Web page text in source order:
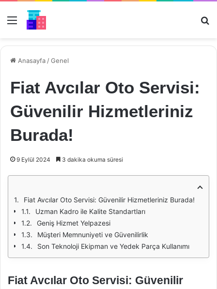
Menü
Anasayfa /Genel
Fiat Avcılar Oto Servisi:
Güvenilir Hizmetleriniz
Burada!
9 Eylül 2024 3 dakika okuma süresi
Fiat Avcılar Oto Servisi: Güvenilir Hizmetleriniz Burada!
Uzman Kadro ile Kalite Standartları
Geniş Hizmet Yelpazesi
Müşteri Memnuniyeti ve Güvenilirlik
Son Teknoloji Ekipman ve Yedek Parça Kullanımı
Fiat Avcılar Oto Servisi: Güvenilir